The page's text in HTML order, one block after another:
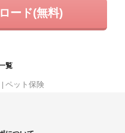
ード(無料)
覧
ペット保険